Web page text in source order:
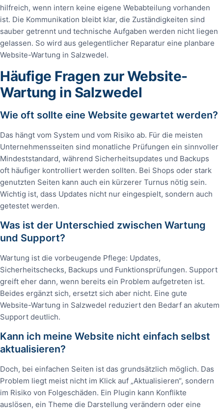
hilfreich, wenn intern keine eigene Webabteilung vorhanden
ist. Die Kommunikation bleibt klar, die Zuständigkeiten sind
sauber getrennt und technische Aufgaben werden nicht liegen
gelassen. So wird aus gelegentlicher Reparatur eine planbare
Website-Wartung in Salzwedel.
Häufige Fragen zur Website-
Wartung in Salzwedel
Wie oft sollte eine Website gewartet werden?
Das hängt vom System und vom Risiko ab. Für die meisten
Unternehmensseiten sind monatliche Prüfungen ein sinnvoller
Mindeststandard, während Sicherheitsupdates und Backups
oft häufiger kontrolliert werden sollten. Bei Shops oder stark
genutzten Seiten kann auch ein kürzerer Turnus nötig sein.
Wichtig ist, dass Updates nicht nur eingespielt, sondern auch
getestet werden.
Was ist der Unterschied zwischen Wartung
und Support?
Wartung ist die vorbeugende Pflege: Updates,
Sicherheitschecks, Backups und Funktionsprüfungen. Support
greift eher dann, wenn bereits ein Problem aufgetreten ist.
Beides ergänzt sich, ersetzt sich aber nicht. Eine gute
Website-Wartung in Salzwedel reduziert den Bedarf an akutem
Support deutlich.
Kann ich meine Website nicht einfach selbst
aktualisieren?
Doch, bei einfachen Seiten ist das grundsätzlich möglich. Das
Problem liegt meist nicht im Klick auf „Aktualisieren“, sondern
im Risiko von Folgeschäden. Ein Plugin kann Konflikte
auslösen, ein Theme die Darstellung verändern oder eine